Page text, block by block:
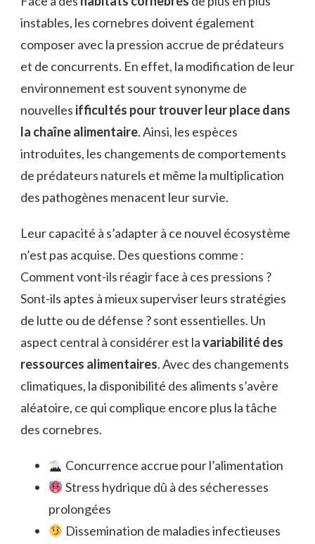
instables, les cornebres doivent également
composer avec la pression accrue de prédateurs
et de concurrents. En effet, la modification de leur
environnement est souvent synonyme de
nouvelles ifficultés pour trouver leur place dans
la chaîne alimentaire. Ainsi, les espèces
introduites, les changements de comportements
de prédateurs naturels et même la multiplication
des pathogènes menacent leur survie.
Leur capacité à s’adapter à ce nouvel écosystème
n’est pas acquise. Des questions comme :
Comment vont-ils réagir face à ces pressions ?
Sont-ils aptes à mieux superviser leurs stratégies
de lutte ou de défense ? sont essentielles. Un
aspect central à considérer est lavariabilité des
ressources alimentaires. Avec des changements
climatiques, la disponibilité des aliments s’avère
aléatoire, ce qui complique encore plus la tâche
des cornebres.
Concurrence accrue pour l’alimentation
Stress hydrique dû à des sécheresses
prolongées
Dissemination de maladies infectieuses